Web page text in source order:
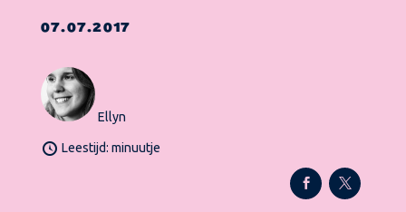
07.07.2017
Ellyn
Leestijd: minuutje